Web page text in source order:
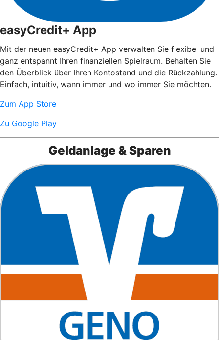
easyCredit+ App
Mit der neuen easyCredit+ App verwalten Sie flexibel und
ganz entspannt Ihren finanziellen Spielraum. Behalten Sie
den Überblick über Ihren Kontostand und die Rückzahlung.
Einfach, intuitiv, wann immer und wo immer Sie möchten.
Zum App Store
Zu Google Play
Geldanlage & Sparen